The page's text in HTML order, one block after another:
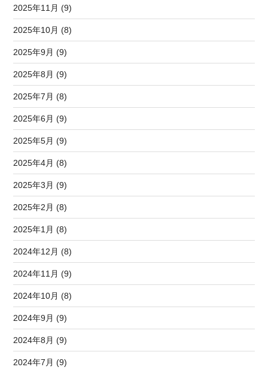
2025年11月 (9)
2025年10月 (8)
2025年9月 (9)
2025年8月 (9)
2025年7月 (8)
2025年6月 (9)
2025年5月 (9)
2025年4月 (8)
2025年3月 (9)
2025年2月 (8)
2025年1月 (8)
2024年12月 (8)
2024年11月 (9)
2024年10月 (8)
2024年9月 (9)
2024年8月 (9)
2024年7月 (9)